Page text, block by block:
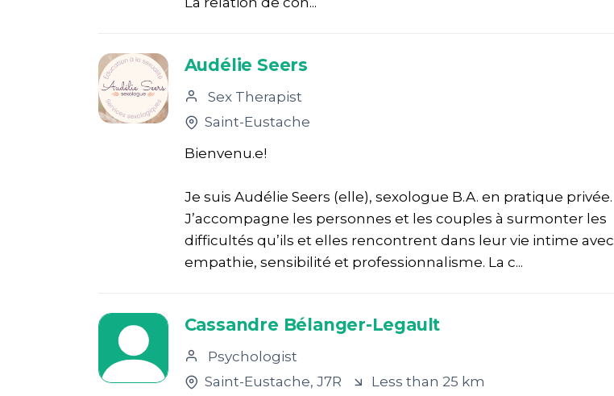
Audélie Seers
Sex Therapist
Saint-Eustache
Bienvenu.e!
Je suis Audélie Seers (elle), sexologue B.A. en pratique privée.
J’accompagne les personnes et les couples à surmonter les
difficultés qu’ils et elles rencontrent dans leur vie intime avec
empathie, sensibilité et professionnalisme. La c...
Cassandre Bélanger-Legault
Psychologist
Saint-Eustache, J7R
Less than 25 km